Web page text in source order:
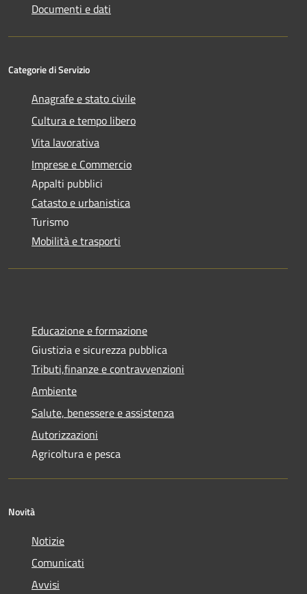
Documenti e dati
Categorie di Servizio
Anagrafe e stato civile
Cultura e tempo libero
Vita lavorativa
Imprese e Commercio
Appalti pubblici
Catasto e urbanistica
Turismo
Mobilità e trasporti
Educazione e formazione
Giustizia e sicurezza pubblica
Tributi,finanze e contravvenzioni
Ambiente
Salute, benessere e assistenza
Autorizzazioni
Agricoltura e pesca
Novità
Notizie
Comunicati
Avvisi